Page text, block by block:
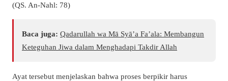
(QS. An-Nahl: 78)
Baca juga: Qadarullah wa Mā Syā’a Fa’ala: Membangun
Keteguhan Jiwa dalam Menghadapi Takdir Allah
Ayat tersebut menjelaskan bahwa proses berpikir harus